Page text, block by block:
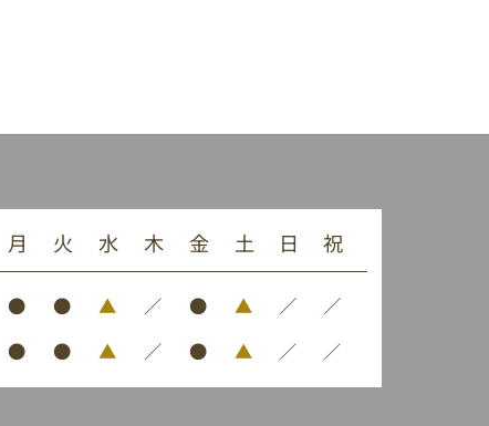
月 火 水 木 金 土 日 祝
● ● ▲ ／ ● ▲ ／ ／
● ● ▲ ／ ● ▲ ／ ／